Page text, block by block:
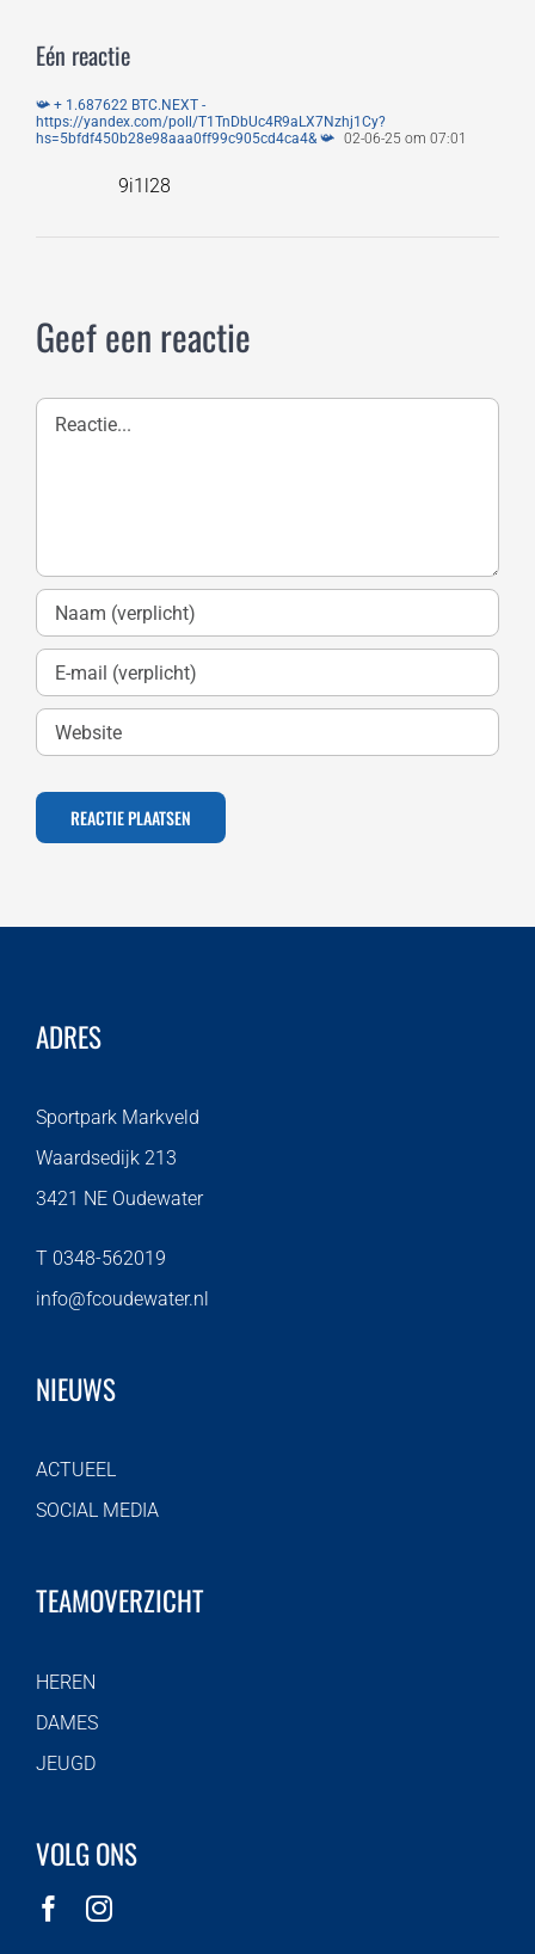
Eén reactie
📯 + 1.687622 BTC.NEXT -
https://yandex.com/poll/T1TnDbUc4R9aLX7Nzhj1Cy?
hs=5bfdf450b28e98aaa0ff99c905cd4ca4& 📯 02-06-25 om 07:01
9i1l28
Geef een reactie
Reactie
ADRES
Sportpark Markveld
Waardsedijk 213
3421 NE Oudewater
T 0348-562019
info@fcoudewater.nl
NIEUWS
ACTUEEL
SOCIAL MEDIA
TEAMOVERZICHT
HEREN
DAMES
JEUGD
VOLG ONS